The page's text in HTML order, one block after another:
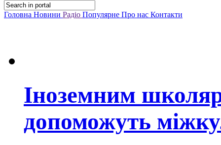
Головна Новини Радіо Популярне Про нас Контакти
Іноземним
допоможуть